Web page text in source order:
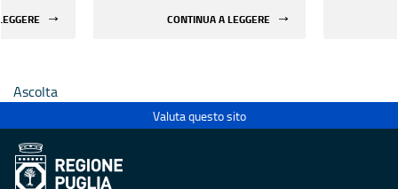
CONTINUA A LEGGERE
Ascolta
Valuta questo sito